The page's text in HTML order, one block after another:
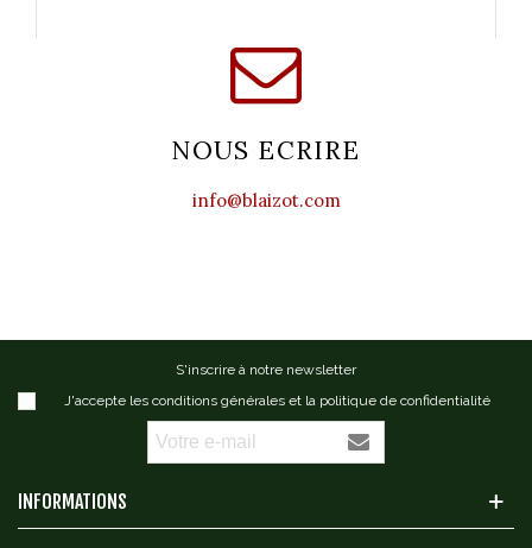
NOUS ECRIRE
info@blaizot.com
S'inscrire à notre newsletter
J'accepte les conditions générales et la politique de confidentialité
INFORMATIONS